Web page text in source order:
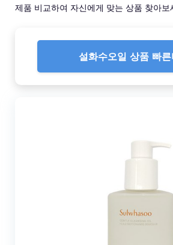
제품 비교하여 자신에게 맞는 상품 찾아보
설화수오일 상품 빠른